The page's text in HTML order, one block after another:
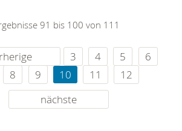
91 bis 100 von 111
3 4 5
6
8 9 10 11
12
nächste